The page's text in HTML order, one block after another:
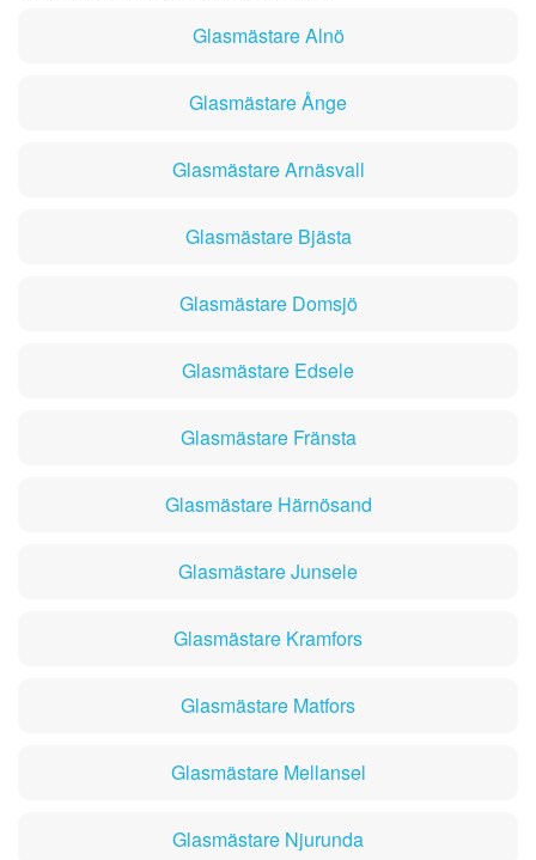
Glasmästare Alnö
Glasmästare Ånge
Glasmästare Arnäsvall
Glasmästare Bjästa
Glasmästare Domsjö
Glasmästare Edsele
Glasmästare Fränsta
Glasmästare Härnösand
Glasmästare Junsele
Glasmästare Kramfors
Glasmästare Matfors
Glasmästare Mellansel
Glasmästare Njurunda